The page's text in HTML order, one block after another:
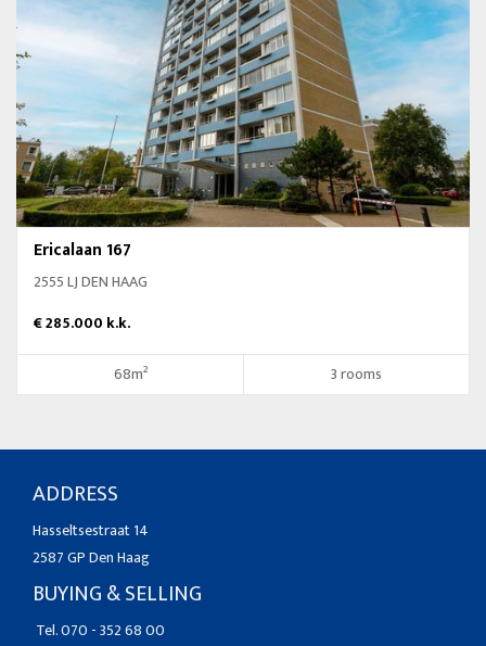
Ericalaan 167
2555 LJ DEN HAAG
€ 285.000 k.k.
68m² 3 rooms
ADDRESS
Hasseltsestraat 14
2587 GP Den Haag
BUYING & SELLING
Tel. 070 - 352 68 00